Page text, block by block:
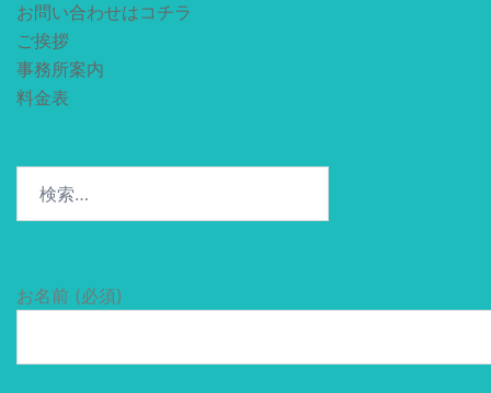
お問い合わせはコチラ
ご挨拶
事務所案内
料金表
お名前 (必須)